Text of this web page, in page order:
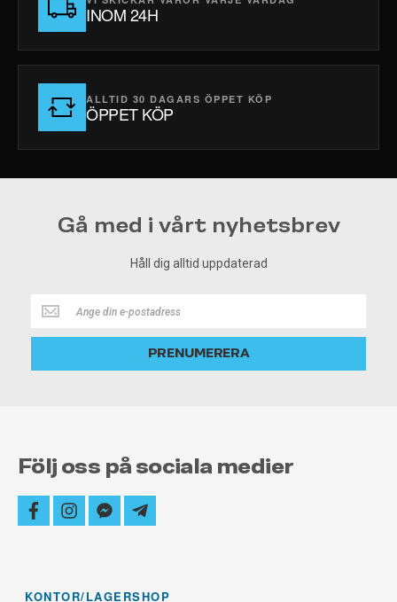
INOM 24H
ALLTID 30 DAGARS ÖPPET KÖP
ÖPPET KÖP
Gå med i vårt nyhetsbrev
Håll dig alltid uppdaterad
Håll
dig
alltid
PRENUMERERA
Följ oss på sociala medier
facebookinstagram
facebook-
messenger
telegram-
plane
KONTOR/LAGERSHOP